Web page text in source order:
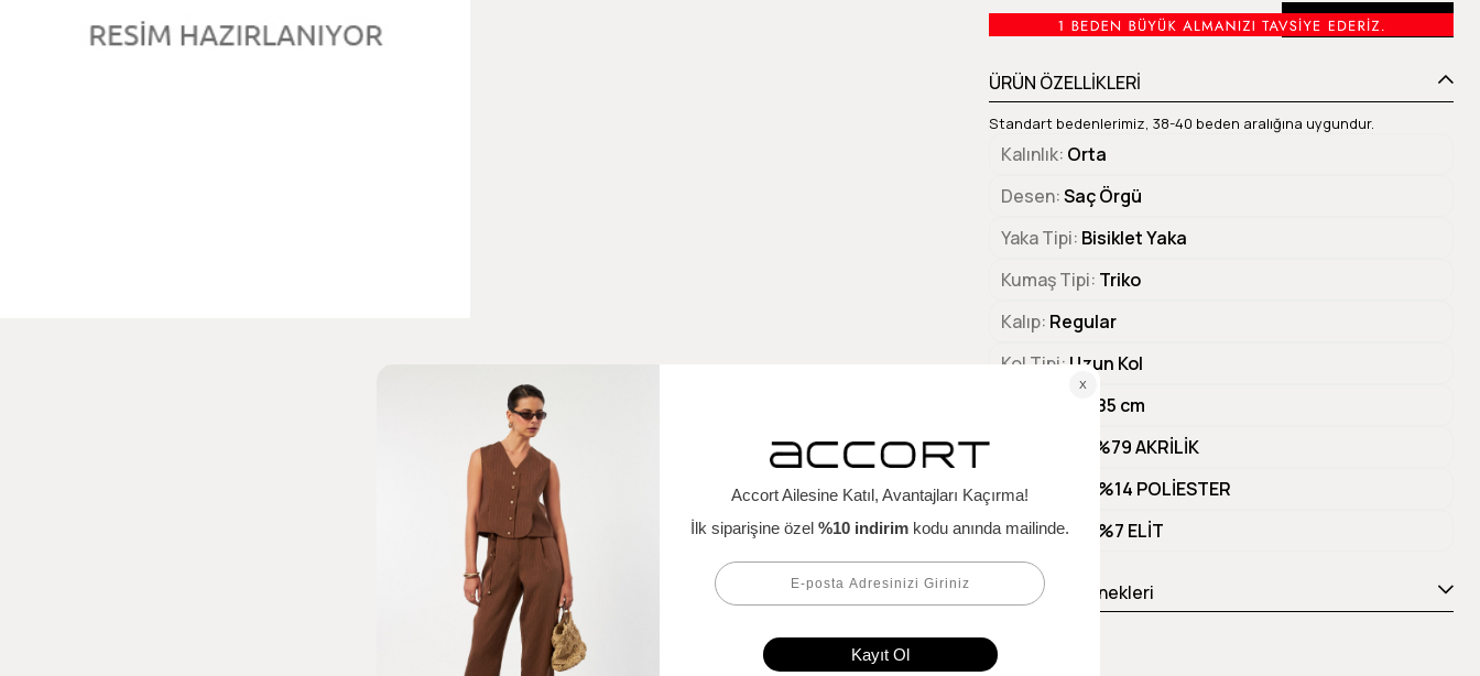
Beden Tablosu
ÜRÜN ÖZELLİKLERİ
Standart bedenlerimiz, 38-40 beden aralığına uygundur.
Kalınlık Orta
Desen Saç Örgü
Yaka Tipi Bisiklet Yaka
Kumaş Tipi Triko
Kalıp Regular
Kol Tipi Uzun Kol
85 cm
%79 AKRİLİK
Materyal 2
%14 POLİESTER
Materyal 3
%7 ELİT
Ödeme Seçenekleri